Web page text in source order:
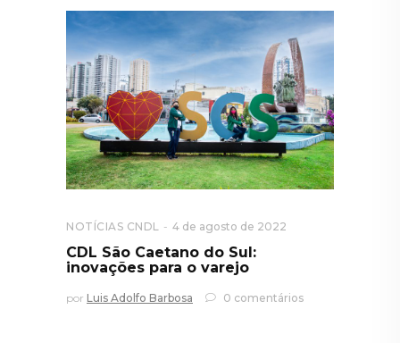
NOTÍCIAS CNDL 4 de agosto de 2022
CDL São Caetano do Sul:
inovações para o varejo
por Luis Adolfo Barbosa 0 comentários